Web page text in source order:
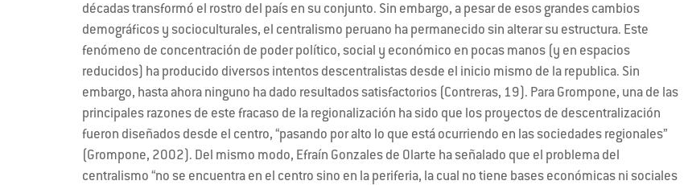
décadas transformó el rostro del país en su conjunto. Sin embargo, a pesar de esos grandes cambios
demográficos y socioculturales, el centralismo peruano ha permanecido sin alterar su estructura. Este
fenómeno de concentración de poder político, social y económico en pocas manos (y en espacios
reducidos) ha producido diversos intentos descentralistas desde el inicio mismo de la republica. Sin
embargo, hasta ahora ninguno ha dado resultados satisfactorios (Contreras, 19). Para Grompone, una de las
principales razones de este fracaso de la regionalización ha sido que los proyectos de descentralización
fueron diseñados desde el centro, “pasando por alto lo que está ocurriendo en las sociedades regionales”
(Grompone, 2002). Del mismo modo, Efraín Gonzales de Olarte ha señalado que el problema del
centralismo “no se encuentra en el centro sino en la periferia, la cual no tiene bases económicas ni sociales